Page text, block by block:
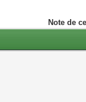
Note de